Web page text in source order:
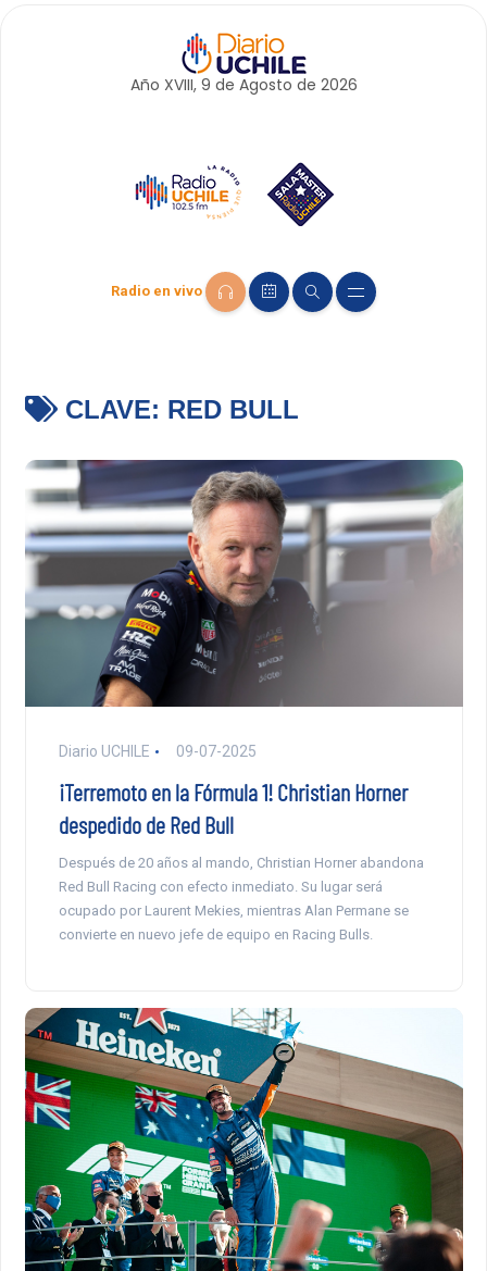
Año XVIII, 9 de Agosto de 2026
Radio en vivo
CLAVE: RED BULL
Diario UCHILE 09-07-2025
¡Terremoto en la Fórmula 1! Christian Horner
despedido de Red Bull
Después de 20 años al mando, Christian Horner abandona
Red Bull Racing con efecto inmediato. Su lugar será
ocupado por Laurent Mekies, mientras Alan Permane se
convierte en nuevo jefe de equipo en Racing Bulls.